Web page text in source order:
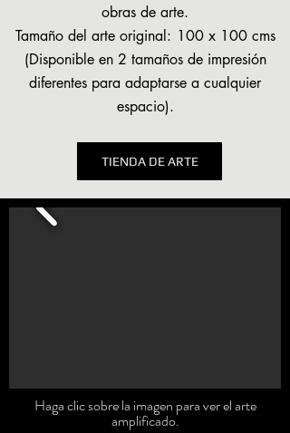
obras de arte.
Tamaño del arte original: 100 x 100 cms
(Disponible en 2 tamaños de impresión
diferentes para adaptarse a cualquier
espacio).
TIENDA DE ARTE
Haga clic sobre la imagen para ver el arte
amplificado.